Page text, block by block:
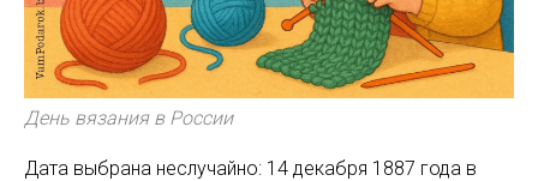
День вязания в России
Дата выбрана неслучайно: 14 декабря 1887 года в